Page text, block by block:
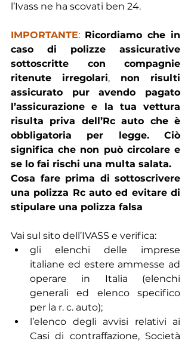
l’Ivass ne ha scovati ben 24.
IMPORTANTE: Ricordiamo che in
caso di polizze assicurative
sottoscritte con compagnie
ritenute irregolari, non risulti
assicurato pur avendo pagato
l’assicurazione e la tua vettura
risulta priva dell’Rc auto che è
obbligatoria per legge. Ciò
significa che non può circolare e
se lo fai rischi una multa salata.
Cosa fare prima di sottoscrivere
una polizza Rc auto ed evitare di
stipulare una polizza falsa
Vai sul sito dell’IVASS e verifica:
gli elenchi delle imprese
italiane ed estere ammesse ad
operare in Italia (elenchi
generali ed elenco specifico
per la r. c. auto);
l’elenco degli avvisi relativi ai
Casi di contraffazione, Società